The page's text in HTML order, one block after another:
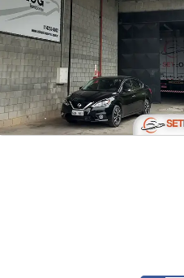
Serviço de cotação de frete
transportadora